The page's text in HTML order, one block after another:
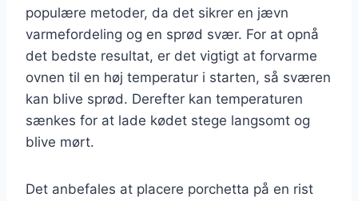
populære metoder, da det sikrer en jævn
varmefordeling og en sprød svær. For at opnå
det bedste resultat, er det vigtigt at forvarme
ovnen til en høj temperatur i starten, så sværen
kan blive sprød. Derefter kan temperaturen
sænkes for at lade kødet stege langsomt og
blive mørt.
Det anbefales at placere porchetta på en rist